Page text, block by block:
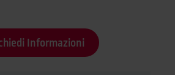
Informazioni